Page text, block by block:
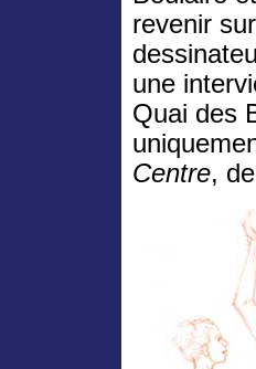
revenir
une
Quai des
Centre,